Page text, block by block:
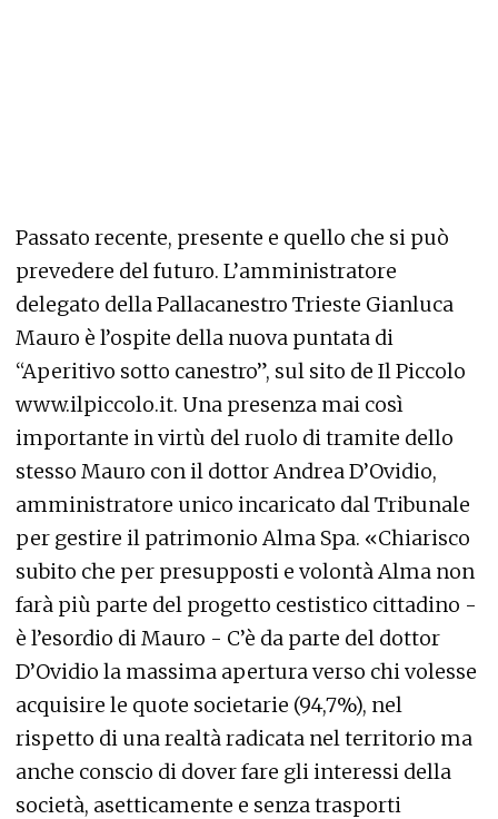
Passato recente, presente e quello che si può
prevedere del futuro. L’amministratore
delegato della Pallacanestro Trieste Gianluca
Mauro è l’ospite della nuova puntata di
“Aperitivo sotto canestro”, sul sito de Il Piccolo
www.ilpiccolo.it. Una presenza mai così
importante in virtù del ruolo di tramite dello
stesso Mauro con il dottor Andrea D’Ovidio,
amministratore unico incaricato dal Tribunale
per gestire il patrimonio Alma Spa. «Chiarisco
subito che per presupposti e volontà Alma non
farà più parte del progetto cestistico cittadino -
è l’esordio di Mauro - C’è da parte del dottor
D’Ovidio la massima apertura verso chi volesse
acquisire le quote societarie (94,7%), nel
rispetto di una realtà radicata nel territorio ma
anche conscio di dover fare gli interessi della
società, asetticamente e senza trasporti